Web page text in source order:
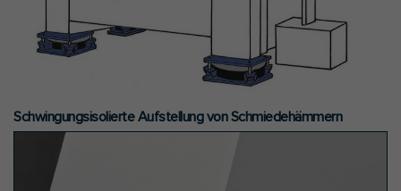
Schwingungsisolierte Aufstellung von Schmiedehämmern